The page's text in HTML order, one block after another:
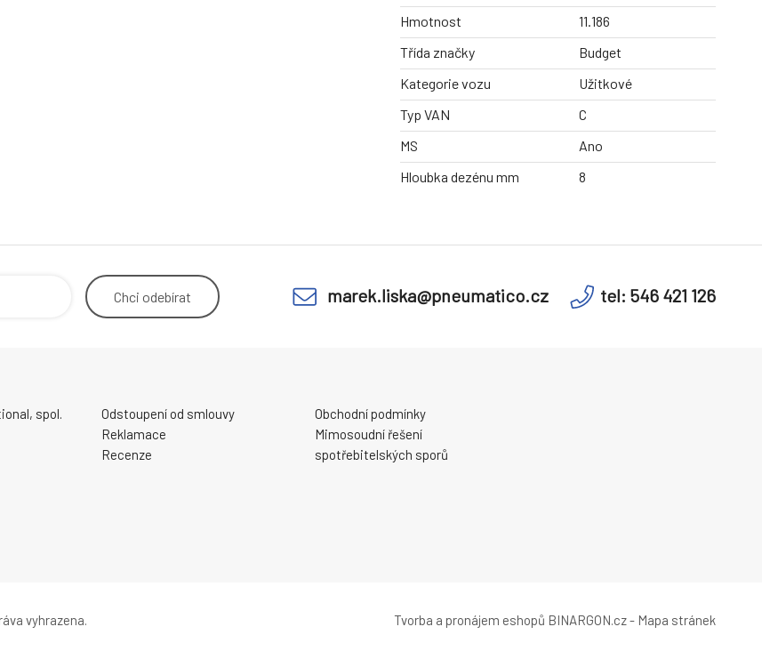
Hmotnost
11.186
Třída značky
Budget
Kategorie vozu
Užitkové
Typ VAN
C
MS
Ano
Hloubka dezénu mm
8
Chci odebírat marek.liska@pneumatico.cz tel: 546 421 126
spol.
Odstoupení od smlouvy
Reklamace
Recenze
Obchodní podmínky
Mimosoudní řešení
spotřebitelských sporů
vyhrazena. Tvorba a pronájem eshopů BINARGON.cz- Mapa stránek